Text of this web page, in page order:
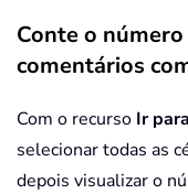
Conte o
comentários
Com o recurso Ir
selecionar todas as
depois visualizar o